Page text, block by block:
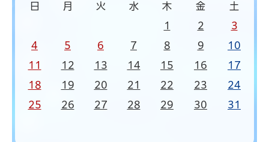
日 月 火 水 木 金 土
1 2 3
4 5 6 7 8 9 10
11 12 13 14 15 16 17
18 19 20 21 22 23 24
25 26 27 28 29 30 31